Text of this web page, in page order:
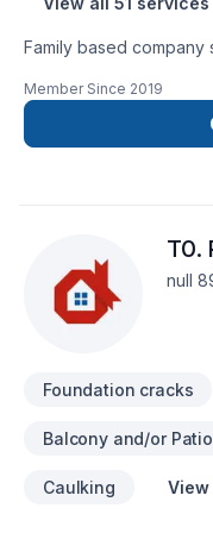
Family based
providing specialized
Member Since 2019
T0.
null
Foundation cracks
Balcony and/or
Caulking View